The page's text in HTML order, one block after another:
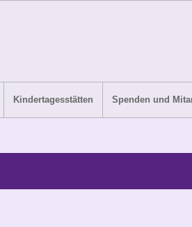
Kindertagesstätten Spenden und